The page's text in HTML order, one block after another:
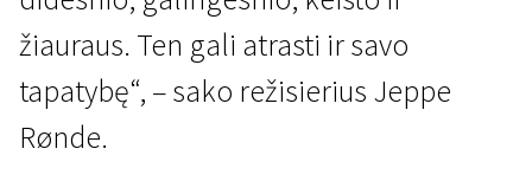
žiauraus. Ten gali atrasti ir savo
tapatybę“, – sako režisierius Jeppe
Rønde.